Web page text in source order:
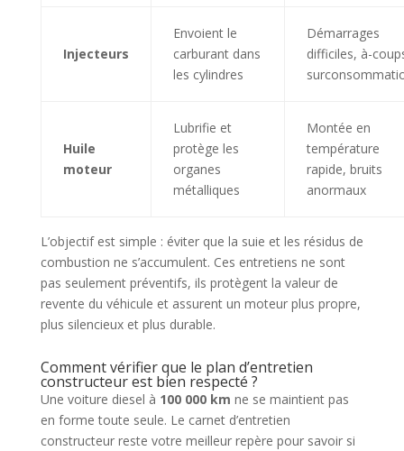
Injecteurs
Envoient le
carburant dans
les cylindres
Démarrages
difficiles, à-
Huile
moteur
Lubrifie et
protège les
organes
métalliques
Montée en
température
rapide, bruits
anormaux
L’objectif est simple : éviter que la suie et les résidus de
combustion ne s’accumulent. Ces entretiens ne sont
pas seulement préventifs, ils protègent la valeur de
revente du véhicule et assurent un moteur plus propre,
plus silencieux et plus durable.
Comment vérifier que le plan d’entretien
constructeur est bien respecté ?
Une voiture diesel à 100 000 km ne se maintient pas
en forme toute seule. Le carnet d’entretien
constructeur reste votre meilleur repère pour savoir si